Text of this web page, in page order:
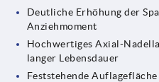
Deutliche Erhöhung der
Anziehmoment
Hochwertiges Axial-
langer Lebensdauer
Feststehende